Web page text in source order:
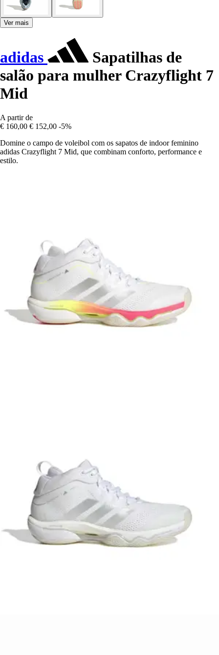
Ver mais
adidas
Sapatilhas de
salão para mulher Crazyflight 7
Mid
A partir de
€ 160,00 € 152,00 -5%
Domine o campo de voleibol com os sapatos de indoor feminino
adidas Crazyflight 7 Mid, que combinam conforto, performance e
estilo.